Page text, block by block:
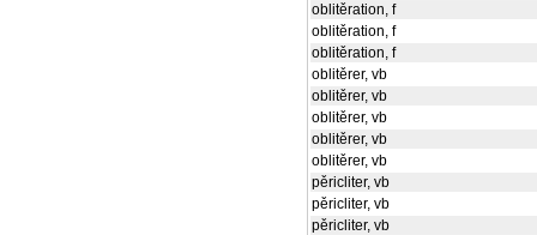
oblitěration, f
oblitěration, f
oblitěration, f
oblitěrer, vb
oblitěrer, vb
oblitěrer, vb
oblitěrer, vb
oblitěrer, vb
pěricliter, vb
pěricliter, vb
pěricliter, vb